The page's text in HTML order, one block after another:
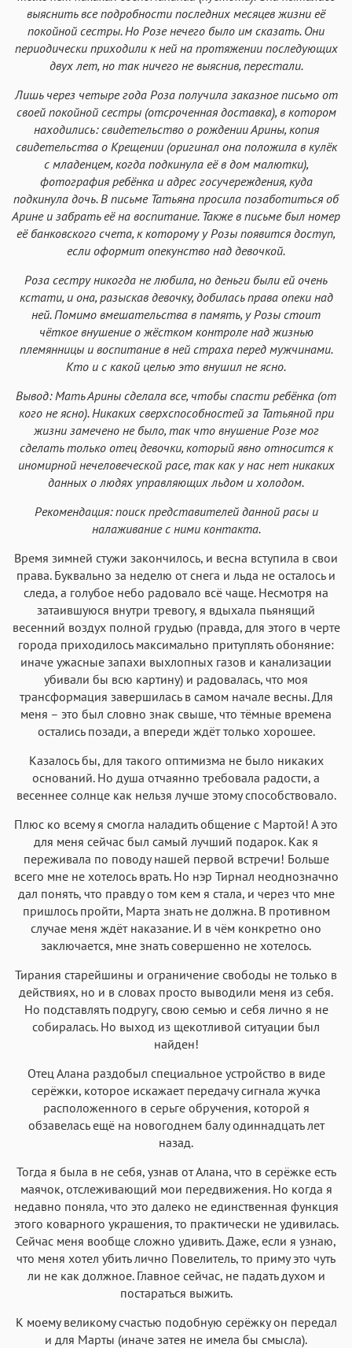
выяснить все подробности последних месяцев жизни её
покойной сестры. Но Розе нечего было им сказать. Они
периодически приходили к ней на протяжении последующих
двух лет, но так ничего не выяснив, перестали.
Лишь через четыре года Роза получила заказное письмо от
своей покойной сестры (отсроченная доставка), в котором
находились: свидетельство о рождении Арины, копия
свидетельства о Крещении (оригинал она положила в кулёк
с младенцем, когда подкинула её в дом малютки),
фотография ребёнка и адрес госучереждения, куда
подкинула дочь. В письме Татьяна просила позаботиться об
Арине и забрать её на воспитание. Также в письме был номер
её банковского счета, к которому у Розы появится доступ,
если оформит опекунство над девочкой.
Роза сестру никогда не любила, но деньги были ей очень
кстати, и она, разыскав девочку, добилась права опеки над
ней. Помимо вмешательства в память, у Розы стоит
чёткое внушение о жёстком контроле над жизнью
племянницы и воспитание в ней страха перед мужчинами.
Кто и с какой целью это внушил не ясно.
Вывод: Мать Арины сделала все, чтобы спасти ребёнка (от
кого не ясно). Никаких сверхспособностей за Татьяной при
жизни замечено не было, так что внушение Розе мог
сделать только отец девочки, который явно относится к
иномирной нечеловеческой расе, так как у нас нет никаких
данных о людях управляющих льдом и холодом.
Рекомендация: поиск представителей данной расы и
налаживание с ними контакта.
Время зимней стужи закончилось, и весна вступила в свои
права. Буквально за неделю от снега и льда не осталось и
следа, а голубое небо радовало всё чаще. Несмотря на
затаившуюся внутри тревогу, я вдыхала пьянящий
весенний воздух полной грудью (правда, для этого в черте
города приходилось максимально притуплять обоняние:
иначе ужасные запахи выхлопных газов и канализации
убивали бы всю картину) и радовалась, что моя
трансформация завершилась в самом начале весны. Для
меня – это был словно знак свыше, что тёмные времена
остались позади, а впереди ждёт только хорошее.
Казалось бы, для такого оптимизма не было никаких
оснований. Но душа отчаянно требовала радости, а
весеннее солнце как нельзя лучше этому способствовало.
Плюс ко всему я смогла наладить общение с Мартой! А это
для меня сейчас был самый лучший подарок. Как я
переживала по поводу нашей первой встречи! Больше
всего мне не хотелось врать. Но нэр Тирнал неоднозначно
дал понять, что правду о том кем я стала, и через что мне
пришлось пройти, Марта знать не должна. В противном
случае меня ждёт наказание. И в чём конкретно оно
заключается, мне знать совершенно не хотелось.
Тирания старейшины и ограничение свободы не только в
действиях, но и в словах просто выводили меня из себя.
Но подставлять подругу, свою семью и себя лично я не
собиралась. Но выход из щекотливой ситуации был
найден!
Отец Алана раздобыл специальное устройство в виде
серёжки, которое искажает передачу сигнала жучка
расположенного в серьге обручения, которой я
обзавелась ещё на новогоднем балу одиннадцать лет
назад.
Тогда я была в не себя, узнав от Алана, что в серёжке есть
маячок, отслеживающий мои передвижения. Но когда я
недавно поняла, что это далеко не единственная функция
этого коварного украшения, то практически не удивилась.
Сейчас меня вообще сложно удивить. Даже, если я узнаю,
что меня хотел убить лично Повелитель, то приму это чуть
ли не как должное. Главное сейчас, не падать духом и
постараться выжить.
К моему великому счастью подобную серёжку он передал
и для Марты (иначе затея не имела бы смысла).